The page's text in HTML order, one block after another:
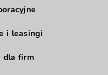
i leasingi
dla firm